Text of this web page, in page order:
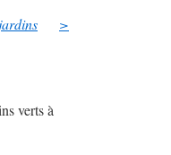
>
verts à